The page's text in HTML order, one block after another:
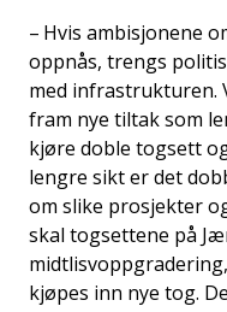
– Hvis ambisjonene
oppnås, trengs
med infrastrukturen.
fram nye tiltak som
kjøre doble togsett
lengre sikt er det
om slike prosjekter
skal togsettene på
kjøpes inn nye tog.